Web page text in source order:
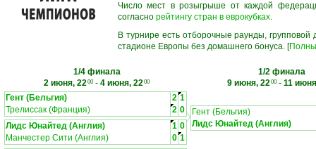
Число мест в розыгрыше от каждой
согласно рейтингу стран в еврокубках.
В турнире есть отборочные раунды,
стадионе Европы без домашнего бонуса. [
1/4 финала
2 июня, 2200- 4 июня, 2200
1/2 финала
9 июня, 2200- 11
Гент (Бельгия)
2 1
Трелиссак (Франция)
2 0
Лидс Юнайтед (Англия)
1 0
Манчестер Сити (Англия)
0 1
Гент (Бельгия)
Лидс Юнайтед (Англия)